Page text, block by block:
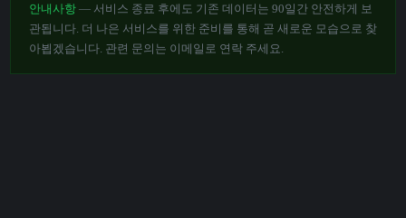
안내사항 — 서비스 종료 후에도 기존 데이터는 90일간 안전하게 보
관됩니다. 더 나은 서비스를 위한 준비를 통해 곧 새로운 모습으로 찾
아뵙겠습니다. 관련 문의는 이메일로 연락 주세요.